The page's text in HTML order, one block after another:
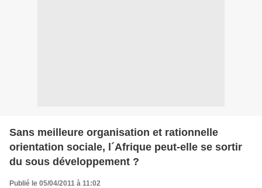
Sans meilleure organisation et rationnelle
orientation sociale, l´Afrique peut-elle se sortir
du sous développement ?
Publié le 05/04/2011 à 11:02